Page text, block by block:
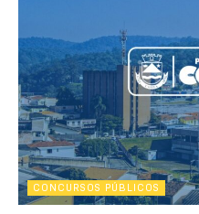
CONCURSOS PÚBLICOS